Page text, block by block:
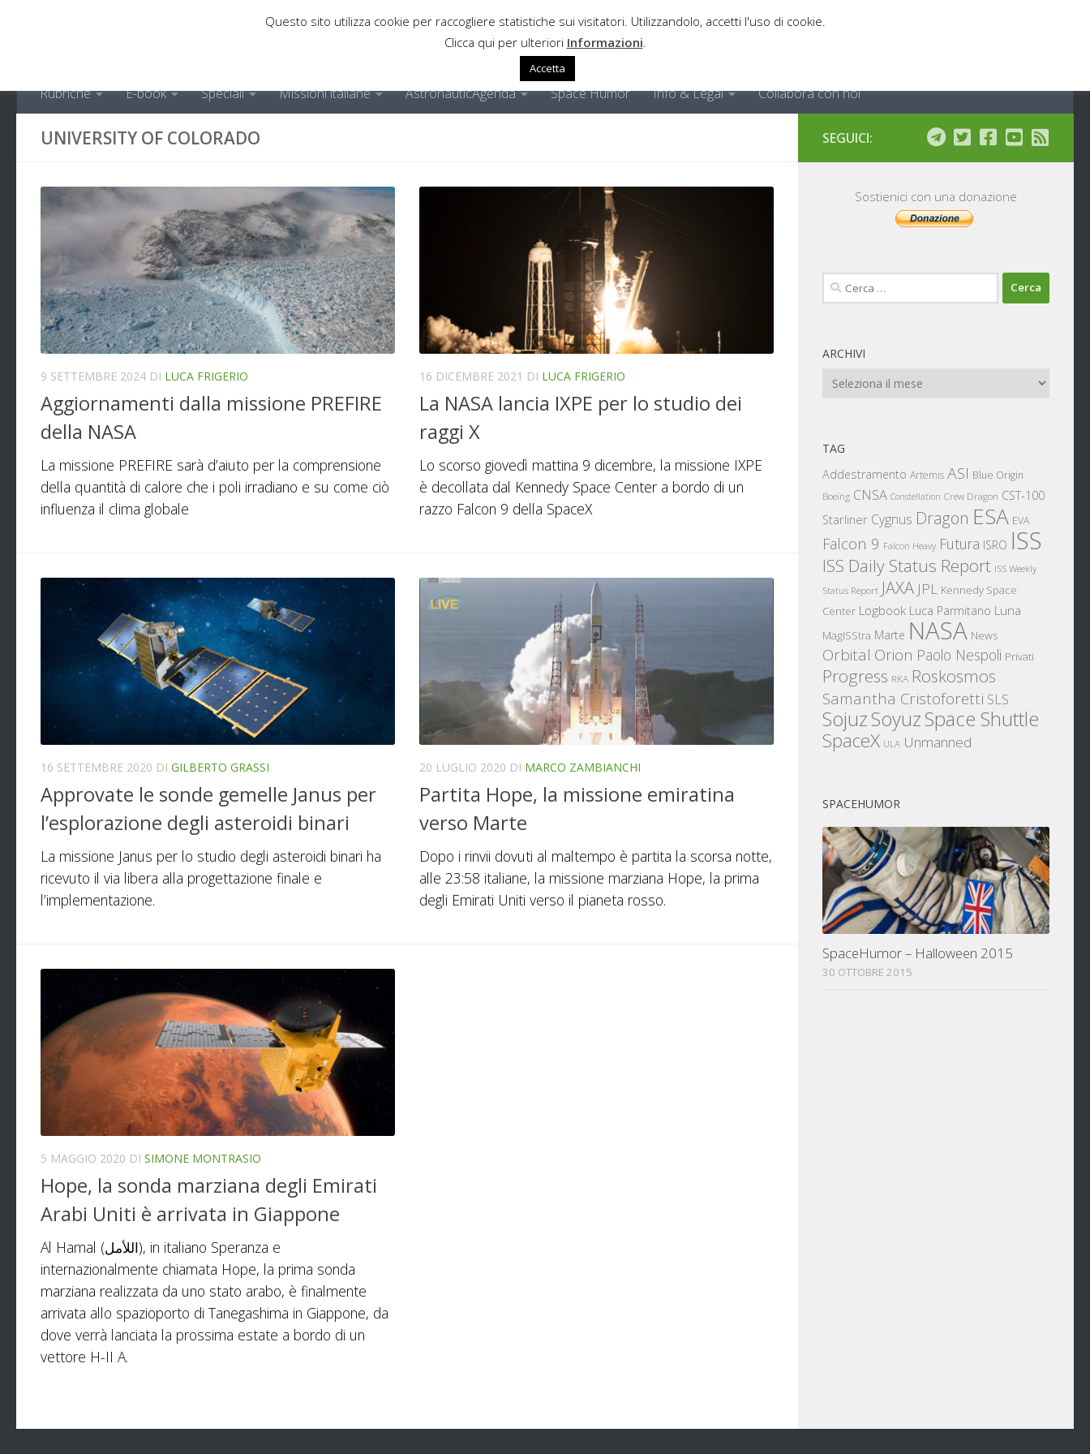
Rubriche E-book Speciali Missioni italiane AstronauticAgenda Space Humor Info & Legal Collabora con noi
UNIVERSITY OF COLORADO
9 SETTEMBRE 2024 DI LUCA FRIGERIO
Aggiornamenti dalla missione PREFIRE
della NASA
La missione PREFIRE sarà d’aiuto per la comprensione
della quantità di calore che i poli irradiano e su come ciò
influenza il clima globale
16 DICEMBRE 2021 DI LUCA FRIGERIO
La NASA lancia IXPE per lo studio dei
raggi X
Lo scorso giovedì mattina 9 dicembre, la missione IXPE
è decollata dal Kennedy Space Center a bordo di un
razzo Falcon 9 della SpaceX
16 SETTEMBRE 2020 DI GILBERTO GRASSI
Approvate le sonde gemelle Janus per
l’esplorazione degli asteroidi binari
La missione Janus per lo studio degli asteroidi binari ha
ricevuto il via libera alla progettazione finale e
l’implementazione.
20 LUGLIO 2020 DI MARCO ZAMBIANCHI
Partita Hope, la missione emiratina
verso Marte
Dopo i rinvii dovuti al maltempo è partita la scorsa notte,
alle 23:58 italiane, la missione marziana Hope, la prima
degli Emirati Uniti verso il pianeta rosso.
5 MAGGIO 2020 DI SIMONE MONTRASIO
Hope, la sonda marziana degli Emirati
Arabi Uniti è arrivata in Giappone
Al Hamal (اللأمل), in italiano Speranza e
internazionalmente chiamata Hope, la prima sonda
marziana realizzata da uno stato arabo, è finalmente
arrivata allo spazioporto di Tanegashima in Giappone, da
dove verrà lanciata la prossima estate a bordo di un
vettore H-II A.
SEGUICI:
Sostienici con una donazione
Ricerca
per:
ARCHIVI
Archivi
TAG
Addestramento Artemis ASI Blue Origin
Boeing CNSA Constellation Crew Dragon CST-100
Starliner Cygnus Dragon ESA EVA
Falcon 9 Falcon Heavy Futura ISRO ISS
ISS Daily Status Report ISS Weekly
Status Report JAXA JPL Kennedy Space
Center Logbook Luca Parmitano Luna
MagISStra Marte NASA News
Orbital Orion Paolo Nespoli Privati
Progress RKA Roskosmos
Samantha Cristoforetti SLS
SojuzSoyuzSpace Shuttle
SpaceX ULA Unmanned
SPACEHUMOR
SpaceHumor – Halloween 2015
30 OTTOBRE 2015
Questo sito utilizza cookie per raccogliere statistiche sui visitatori. Utilizzandolo, accetti l'uso di cookie.
Clicca qui per ulteriori Informazioni
Accetta